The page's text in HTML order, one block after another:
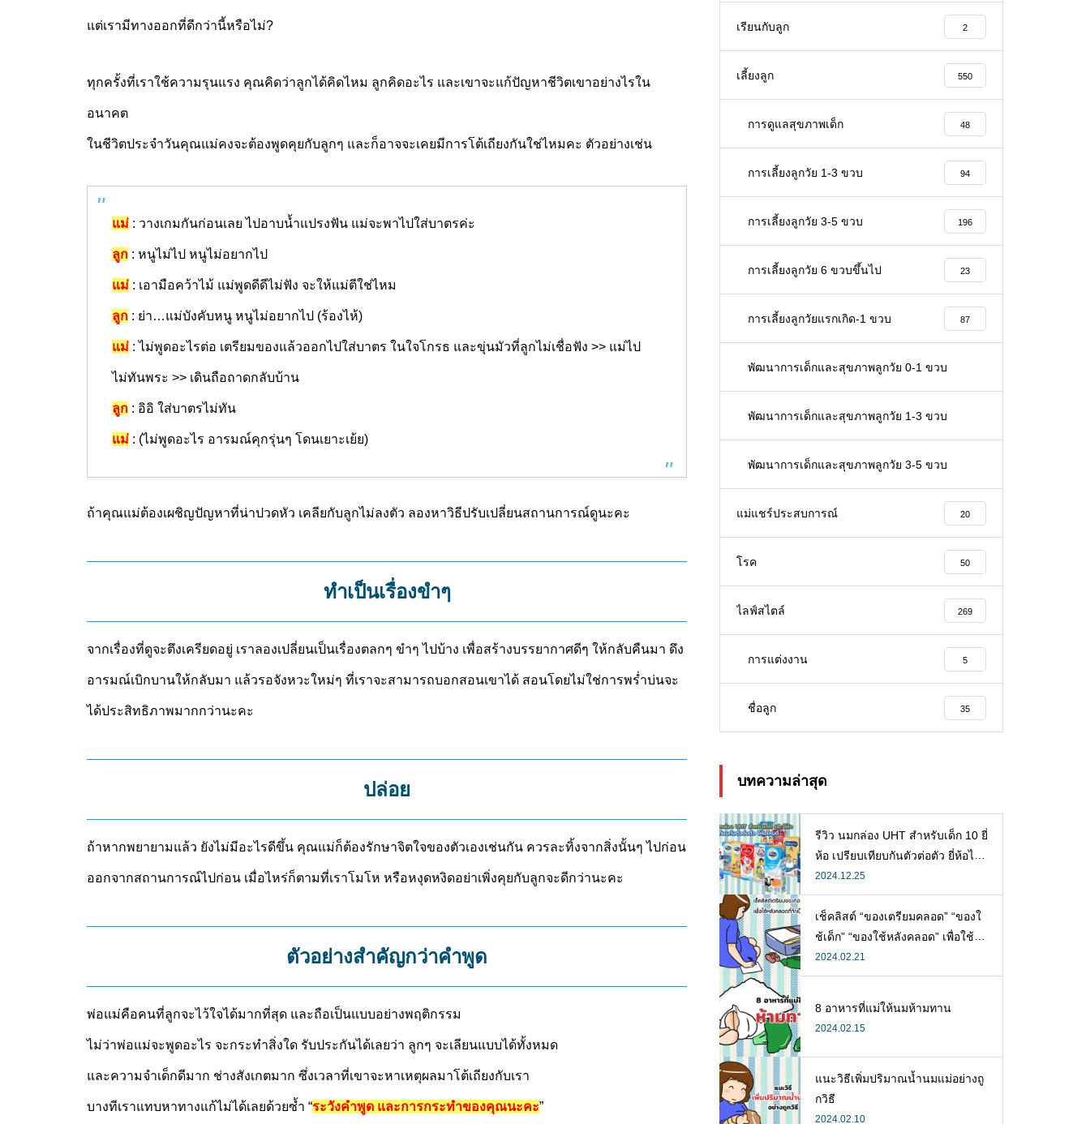
แต่เรามีทางออกที่ดีกว่านี้หรือไม่?
ทุกครั้งที่เราใช้ความรุนแรง คุณคิดว่าลูกได้คิดไหม ลูกคิดอะไร และเขาจะแก้ปัญหาชีวิตเขาอย่างไรใน
อนาคต
ในชีวิตประจำวันคุณแม่คงจะต้องพูดคุยกับลูกๆ และก็อาจจะเคยมีการโต้เถียงกันใช่ไหมคะ ตัวอย่างเช่น
แม่ : วางเกมกันก่อนเลย ไปอาบน้ำแปรงฟัน แม่จะพาไปใส่บาตรค่ะ
ลูก : หนูไม่ไป หนูไม่อยากไป
แม่ : เอามือคว้าไม้ แม่พูดดีดีไม่ฟัง จะให้แม่ตีใช่ไหม
ลูก : ย่า…แม่บังคับหนู หนูไม่อยากไป (ร้องไห้)
แม่ : ไม่พูดอะไรต่อ เตรียมของแล้วออกไปใส่บาตร ในใจโกรธ และขุ่นมัวที่ลูกไม่เชื่อฟัง >> แม่ไป
ไม่ทันพระ >> เดินถือถาดกลับบ้าน
ลูก : อิอิ ใส่บาตรไม่ทัน
แม่ : (ไม่พูดอะไร อารมณ์คุกรุ่นๆ โดนเยาะเย้ย)
ถ้าคุณแม่ต้องเผชิญปัญหาที่น่าปวดหัว เคลียกับลูกไม่ลงตัว ลองหาวิธีปรับเปลี่ยนสถานการณ์ดูนะคะ
ทำเป็นเรื่องขำๆ
จากเรื่องที่ดูจะตึงเครียดอยู่ เราลองเปลี่ยนเป็นเรื่องตลกๆ ขำๆ ไปบ้าง เพื่อสร้างบรรยากาศดีๆ ให้กลับคืนมา ดึง
อารมณ์เบิกบานให้กลับมา แล้วรอจังหวะใหม่ๆ ที่เราจะสามารถบอกสอนเขาได้ สอนโดยไม่ใช่การพร่ำบ่นจะ
ได้ประสิทธิภาพมากกว่านะคะ
ปล่อย
ถ้าหากพยายามแล้ว ยังไม่มีอะไรดีขึ้น คุณแม่ก็ต้องรักษาจิตใจของตัวเองเช่นกัน ควรละทิ้งจากสิ่งนั้นๆ ไปก่อน
ออกจากสถานการณ์ไปก่อน เมื่อไหร่ก็ตามที่เราโมโห หรือหงุดหงิดอย่าเพิ่งคุยกับลูกจะดีกว่านะคะ
ตัวอย่างสำคัญกว่าคำพูด
พ่อแม่คือคนที่ลูกจะไว้ใจได้มากที่สุด และถือเป็นแบบอย่างพฤติกรรม
ไม่ว่าพ่อแม่จะพูดอะไร จะกระทำสิ่งใด รับประกันได้เลยว่า ลูกๆ จะเลียนแบบได้ทั้งหมด
และความจำเด็กดีมาก ช่างสังเกตมาก ซึ่งเวลาที่เขาจะหาเหตุผลมาโต้เถียงกับเรา
บางทีเราแทบหาทางแก้ไม่ได้เลยด้วยซ้ำ “ระวังคำพูด และการกระทำของคุณนะคะ”
เรียนกับลูก 2
เลี้ยงลูก 550
การดูแลสุขภาพเด็ก 48
การเลี้ยงลูกวัย 1-3 ขวบ 94
การเลี้ยงลูกวัย 3-5 ขวบ 196
การเลี้ยงลูกวัย 6 ขวบขึ้นไป 23
การเลี้ยงลูกวัยแรกเกิด-1 ขวบ 87
พัฒนาการเด็กและสุขภาพลูกวัย 0-1 ขวบ
พัฒนาการเด็กและสุขภาพลูกวัย 1-3 ขวบ
พัฒนาการเด็กและสุขภาพลูกวัย 3-5 ขวบ
แม่แชร์ประสบการณ์ 20
โรค 50
ไลฟ์สไตล์ 269
การแต่งงาน 5
ชื่อลูก 35
บทความล่าสุด
รีวิว นมกล่อง UHT สำหรับเด็ก 10 ยี่
ห้อ เปรียบเทียบกันตัวต่อตัว ยี่ห้อไห
นดี พร้อมแนะวิธีการเลือกนมกล่องใ
ห้ลูก
2024.12.25
เช็คลิสต์ “ของเตรียมคลอด” “ของใ
ช้เด็ก” “ของใช้หลังคลอด” เพื่อใช้ห
ลังคลอดที่จำเป็น
2024.02.21
8 อาหารที่แม่ให้นมห้ามทาน
2024.02.15
แนะวิธีเพิ่มปริมาณน้ำนมแม่อย่างถู
กวิธี
2024.02.10